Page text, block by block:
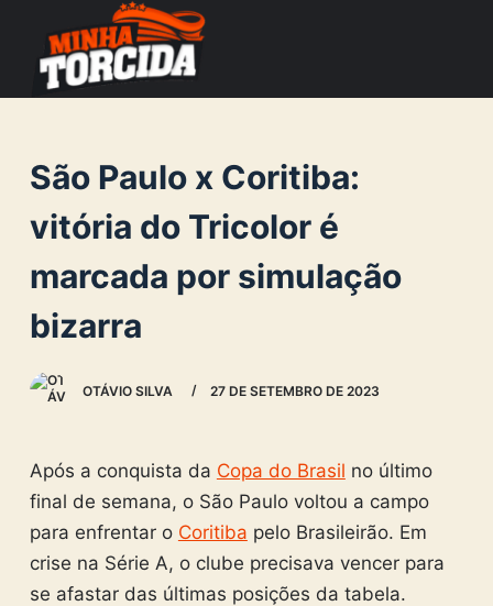
o
n
e
São Paulo x Coritiba:
vitória do Tricolor é
marcada por simulação
bizarra
OTÁVIO SILVA 27 DE SETEMBRO DE 2023
Após a conquista da Copa do Brasil no último
final de semana, o São Paulo voltou a campo
para enfrentar o Coritiba pelo Brasileirão. Em
crise na Série A, o clube precisava vencer para
se afastar das últimas posições da tabela.